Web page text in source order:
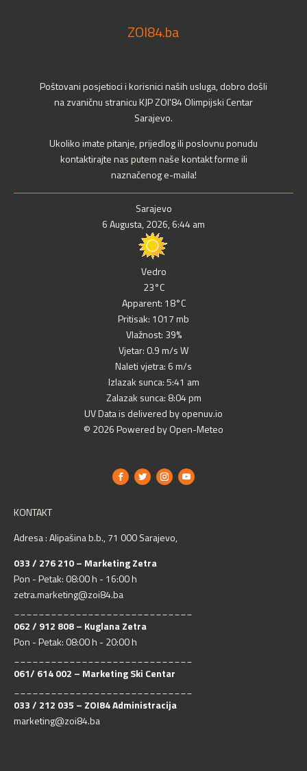
ZOI84.ba
Poštovani posjetioci i korisnici naših usluga, dobro došli
na zvaničnu stranicu KJP ZOI'84 Olimpijski Centar
Sarajevo.
Ukoliko imate pitanje, prijedlog ili poslovnu ponudu
kontaktirajte nas putem naše kontakt forme ili
naznačenog e-maila!
Sarajevo
6 Augusta, 2026, 6:44 am
Vedro
23°C
Apparent: 18°C
Pritisak: 1017 mb
Vlažnost: 39%
Vjetar: 0.9 m/s W
Naleti vjetra: 6 m/s
Izlazak sunca: 5:41 am
Zalazak sunca: 8:04 pm
UV Data is delivered by openuv.io
© 2026 Powered by Open-Meteo
KONTAKT
Adresa : Alipašina b.b., 71 000 Sarajevo,
033 / 276 210 – Marketing Zetra
Pon - Petak: 08:00 h - 16:00 h
zetra.marketing@zoi84.ba
062 / 912 808 – Kuglana Zetra
Pon - Petak: 08:00 h - 20:00 h
061/ 614 002 – Marketing Ski Centar
033 / 212 035 – ZOI84 Administracija
marketing@zoi84.ba